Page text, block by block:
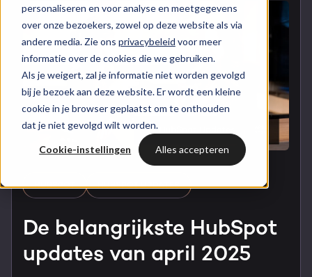
personaliseren en voor analyse en meetgegevens
over onze bezoekers, zowel op deze website als via
andere media. Zie ons privacybeleid voor meer
informatie over de cookies die we gebruiken.
Als je weigert, zal je informatie niet worden gevolgd
bij je bezoek aan deze website. Er wordt een kleine
cookie in je browser geplaatst om te onthouden
dat je niet gevolgd wilt worden.
Cookie-instellingen Alles accepteren
HUBSPOT SERVICES
HubSpot implementatie
HubSpot automations
HubSpot integraties
GROWTH SERVICES
Cases
Branches
Bright
WELKOM BIJ BRIGHT
Team
Contact
Inspiratie
Blog
Events & webinars
Could not loads results. Please refresh the
page.
HUBSPOT HUBSPOT UPDATES
De belangrijkste HubSpot
updates van april 2025